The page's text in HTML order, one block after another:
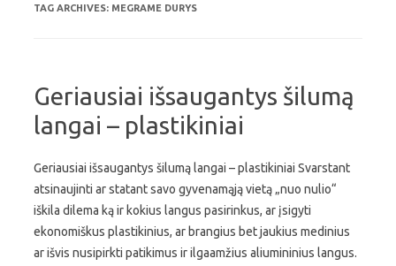
TAG ARCHIVES: MEGRAME DURYS
Geriausiai išsaugantys šilumą
langai – plastikiniai
Geriausiai išsaugantys šilumą langai – plastikiniai Svarstant
atsinaujinti ar statant savo gyvenamąją vietą „nuo nulio“
iškila dilema ką ir kokius langus pasirinkus, ar įsigyti
ekonomiškus plastikinius, ar brangius bet jaukius medinius
ar išvis nusipirkti patikimus ir ilgaamžius aliumininius langus.